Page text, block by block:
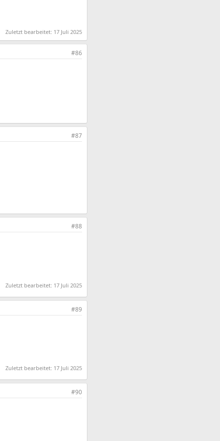
Zuletzt bearbeitet: 17 Juli 2025
#86
#87
#88
Zuletzt bearbeitet: 17 Juli 2025
#89
Zuletzt bearbeitet: 17 Juli 2025
#90